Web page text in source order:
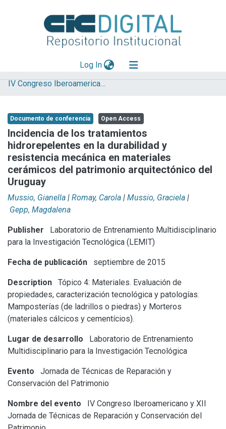
Log In(current)
Explorar
Aportar material
Statistics
IV Congreso Iberoamericano y XII Jornada de Técnicas de Reparación y Conservación del Patrimonio
Documento de conferencia Open Access
Incidencia de los tratamientos
hidrorepelentes en la durabilidad y
resistencia mecánica en materiales
cerámicos del patrimonio arquitectónico del
Uruguay
Mussio, Gianella | Romay, Carola | Mussio, Graciela |
Gepp, Magdalena
Publisher
Laboratorio de Entrenamiento Multidisciplinario
para la Investigación Tecnológica (LEMIT)
Fecha de publicación septiembre de 2015
Description
Tópico 4: Materiales. Evaluación de
propiedades, caracterización tecnológica y patologías.
Mamposterías (de ladrillos o piedras) y Morteros
(materiales cálcicos y cementícios).
Lugar de desarrollo
Laboratorio de Entrenamiento
Multidisciplinario para la Investigación Tecnológica
Evento
Jornada de Técnicas de Reparación y
Conservación del Patrimonio
Nombre del evento
IV Congreso Iberoamericano y XII
Jornada de Técnicas de Reparación y Conservación del